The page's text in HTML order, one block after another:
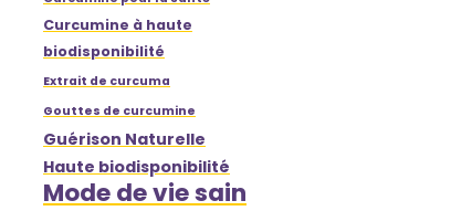
Curcumine à haute
biodisponibilité
Extrait de curcuma
Gouttes de curcumine
Guérison Naturelle
Haute biodisponibilité
Mode de vie sain